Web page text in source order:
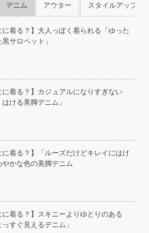
デニム アウター スタイルアップ
に着る？】大人っぽく着られる「ゆった
サロペット」
に着る？】カジュアルになりすぎない
はける美脚デニム」
に着る？】「ルーズだけどキレイにはけ
やかな色の美脚デニム
に着る？】スキニーよりゆとりのある
っすぐ見えるデニム」